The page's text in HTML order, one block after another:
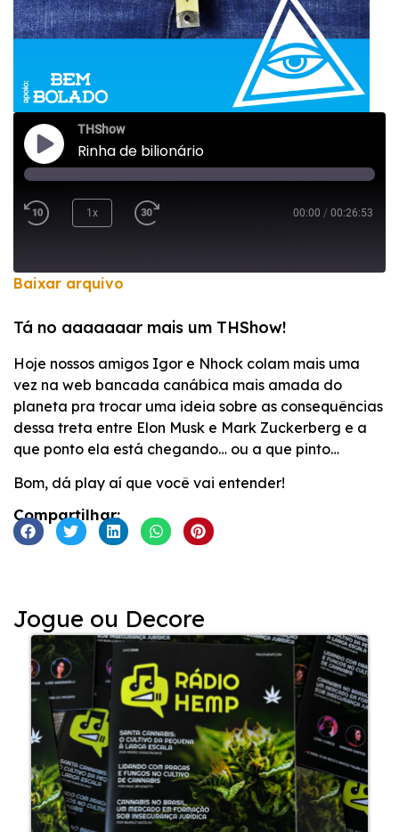
THShow
Rinha de bilionário
1x 00:00 / 00:26:53
FEED RSS
INCORPORAR
Baixar arquivo
Tá no aaaaaaar mais um THShow!
Hoje nossos amigos Igor e Nhock colam mais uma
vez na web bancada canábica mais amada do
planeta pra trocar uma ideia sobre as consequências
dessa treta entre Elon Musk e Mark Zuckerberg e a
que ponto ela está chegando… ou a que pinto…
Bom, dá play aí que você vai entender!
Compartilhar:
Jogue ou Decore